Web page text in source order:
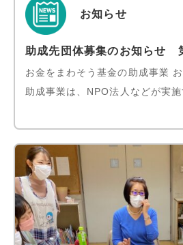
お知らせ
助成先団体募集のお知らせ
お金をまわそう基金の助成事業
助成事業は、NPO法人などが実